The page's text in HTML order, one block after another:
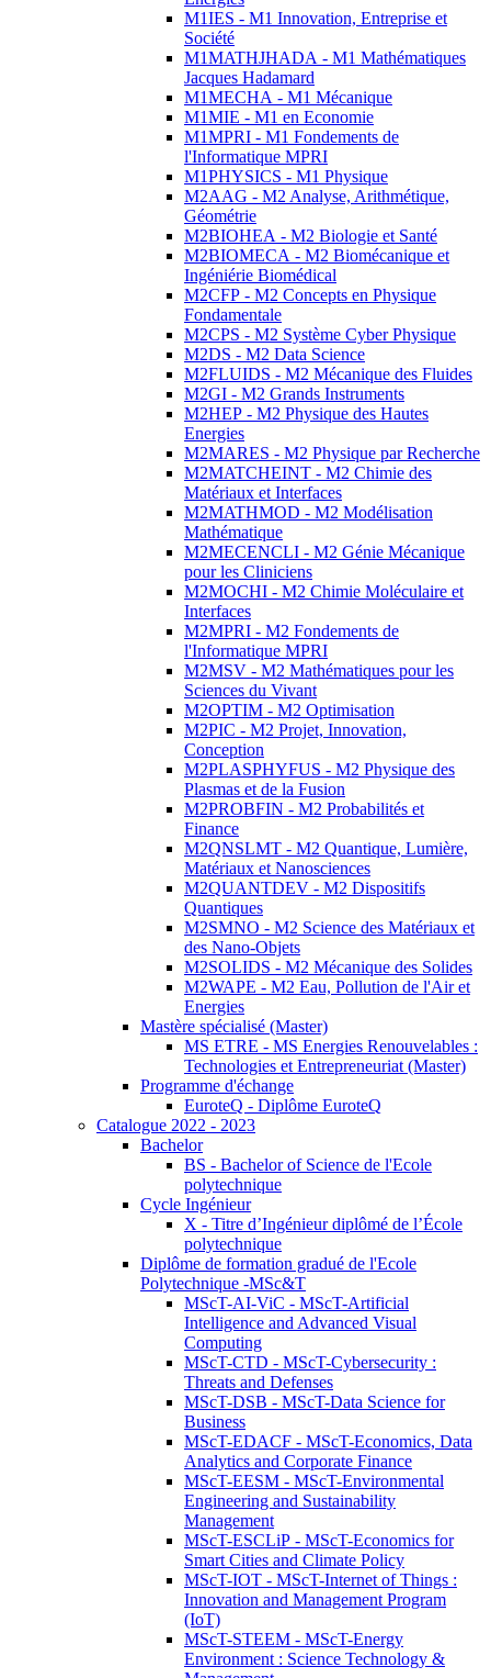
M1IES - M1 Innovation, Entreprise et
Société
M1MATHJHADA - M1 Mathématiques
Jacques Hadamard
M1MECHA - M1 Mécanique
M1MIE - M1 en Economie
M1MPRI - M1 Fondements de
l'Informatique MPRI
M1PHYSICS - M1 Physique
M2AAG - M2 Analyse, Arithmétique,
Géométrie
M2BIOHEA - M2 Biologie et Santé
M2BIOMECA - M2 Biomécanique et
Ingéniérie Biomédical
M2CFP - M2 Concepts en Physique
Fondamentale
M2CPS - M2 Système Cyber Physique
M2DS - M2 Data Science
M2FLUIDS - M2 Mécanique des Fluides
M2GI - M2 Grands Instruments
M2HEP - M2 Physique des Hautes
Energies
M2MARES - M2 Physique par Recherche
M2MATCHEINT - M2 Chimie des
Matériaux et Interfaces
M2MATHMOD - M2 Modélisation
Mathématique
M2MECENCLI - M2 Génie Mécanique
pour les Cliniciens
M2MOCHI - M2 Chimie Moléculaire et
Interfaces
M2MPRI - M2 Fondements de
l'Informatique MPRI
M2MSV - M2 Mathématiques pour les
Sciences du Vivant
M2OPTIM - M2 Optimisation
M2PIC - M2 Projet, Innovation,
Conception
M2PLASPHYFUS - M2 Physique des
Plasmas et de la Fusion
M2PROBFIN - M2 Probabilités et
Finance
M2QNSLMT - M2 Quantique, Lumière,
Matériaux et Nanosciences
M2QUANTDEV - M2 Dispositifs
Quantiques
M2SMNO - M2 Science des Matériaux et
des Nano-Objets
M2SOLIDS - M2 Mécanique des Solides
M2WAPE - M2 Eau, Pollution de l'Air et
Energies
Mastère spécialisé (Master)
MS ETRE - MS Energies Renouvelables :
Technologies et Entrepreneuriat (Master)
Programme d'échange
EuroteQ - Diplôme EuroteQ
Catalogue 2022 - 2023
Bachelor
BS - Bachelor of Science de l'Ecole
polytechnique
Cycle Ingénieur
X - Titre d’Ingénieur diplômé de l’École
polytechnique
Diplôme de formation gradué de l'Ecole
Polytechnique -MSc&T
MScT-AI-ViC - MScT-Artificial
Intelligence and Advanced Visual
Computing
MScT-CTD - MScT-Cybersecurity :
Threats and Defenses
MScT-DSB - MScT-Data Science for
Business
MScT-EDACF - MScT-Economics, Data
Analytics and Corporate Finance
MScT-EESM - MScT-Environmental
Engineering and Sustainability
Management
MScT-ESCLiP - MScT-Economics for
Smart Cities and Climate Policy
MScT-IOT - MScT-Internet of Things :
Innovation and Management Program
(IoT)
MScT-STEEM - MScT-Energy
Environment : Science Technology &